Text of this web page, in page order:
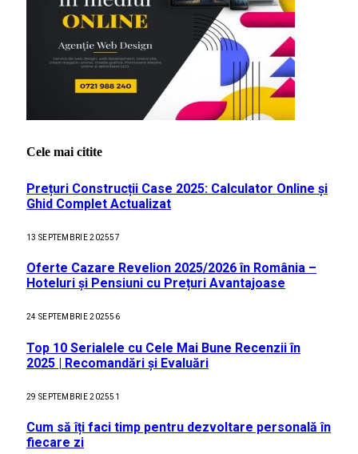
Cele mai citite
Prețuri Construcții Case 2025: Calculator Online și
Ghid Complet Actualizat
13 SEPTEMBRIE 202557
Oferte Cazare Revelion 2025/2026 în România –
Hoteluri și Pensiuni cu Prețuri Avantajoase
24 SEPTEMBRIE 202556
Top 10 Serialele cu Cele Mai Bune Recenzii în
2025 | Recomandări și Evaluări
29 SEPTEMBRIE 202551
Cum să îți faci timp pentru dezvoltare personală în
fiecare zi